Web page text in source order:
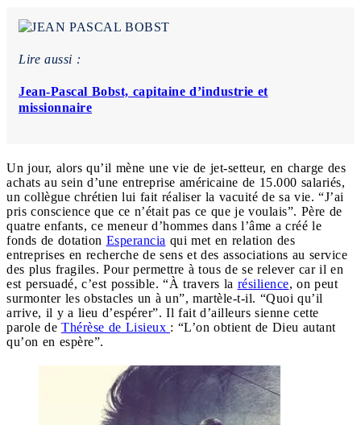
Lire aussi :
Jean-Pascal Bobst, capitaine d’industrie et
missionnaire
Un jour, alors qu’il mène une vie de jet-setteur, en charge des
achats au sein d’une entreprise américaine de 15.000 salariés,
un collègue chrétien lui fait réaliser la vacuité de sa vie. “J’ai
pris conscience que ce n’était pas ce que je voulais”. Père de
quatre enfants, ce meneur d’hommes dans l’âme a créé le
fonds de dotation Esperancia qui met en relation des
entreprises en recherche de sens et des associations au service
des plus fragiles. Pour permettre à tous de se relever car il en
est persuadé, c’est possible. “À travers la résilience, on peut
surmonter les obstacles un à un”, martèle-t-il. “Quoi qu’il
arrive, il y a lieu d’espérer”. Il fait d’ailleurs sienne cette
parole de Thérèse de Lisieux : “L’on obtient de Dieu autant
qu’on en espère”.